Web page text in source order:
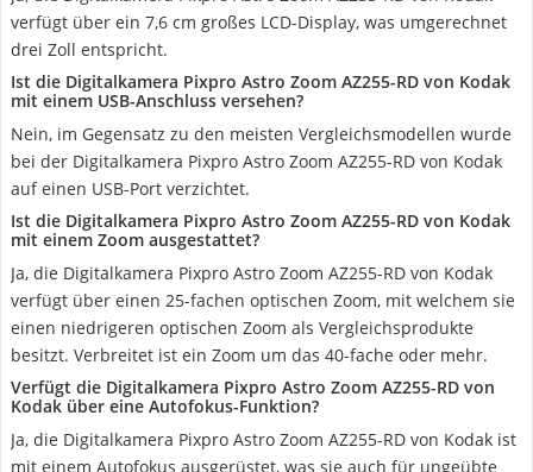
verfügt über ein 7,6 cm großes LCD-Display, was umgerechnet
drei Zoll entspricht.
Ist die Digitalkamera Pixpro Astro Zoom AZ255-RD von Kodak
mit einem USB-Anschluss versehen?
Nein, im Gegensatz zu den meisten Vergleichsmodellen wurde
bei der Digitalkamera Pixpro Astro Zoom AZ255-RD von Kodak
auf einen USB-Port verzichtet.
Ist die Digitalkamera Pixpro Astro Zoom AZ255-RD von Kodak
mit einem Zoom ausgestattet?
Ja, die Digitalkamera Pixpro Astro Zoom AZ255-RD von Kodak
verfügt über einen 25-fachen optischen Zoom, mit welchem sie
einen niedrigeren optischen Zoom als Vergleichsprodukte
besitzt. Verbreitet ist ein Zoom um das 40-fache oder mehr.
Verfügt die Digitalkamera Pixpro Astro Zoom AZ255-RD von
Kodak über eine Autofokus-Funktion?
Ja, die Digitalkamera Pixpro Astro Zoom AZ255-RD von Kodak ist
mit einem Autofokus ausgerüstet, was sie auch für ungeübte